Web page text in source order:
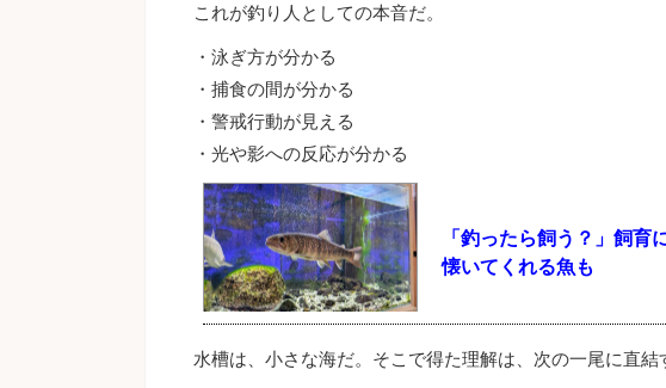
これが釣り人としての本音だ。
・泳ぎ方が分かる
・捕食の間が分かる
・警戒行動が見える
・光や影への反応が分かる
「釣ったら飼う？」飼
懐いてくれる魚も
水槽は、小さな海だ。そこで得た理解は、次の一尾に直結